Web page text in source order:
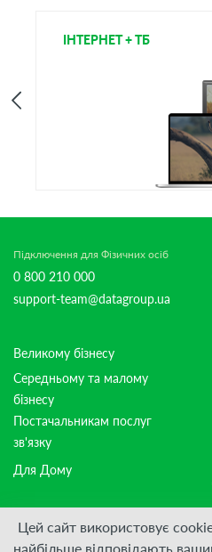
ІНТЕРНЕТ + ТБ
Підключення для Фізичних осіб
0 800 210 000
support-team@datagroup.ua
Великому бізнесу
Середньому та малому
бізнесу
Постачальникам послуг
зв'язку
Для Дому
Цей сайт використовує
найбільше відповідають